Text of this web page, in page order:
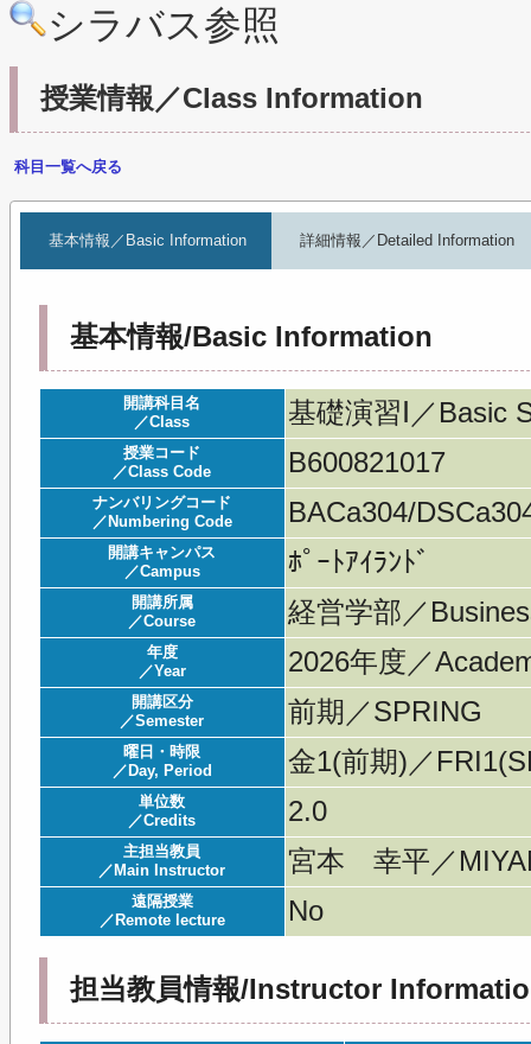
シラバス参照
授業情報／Class Information
科目一覧へ戻る
基本情報／Basic Information 詳細情報／Detailed Information
基本情報/Basic Information
開講科目名
／Class
基礎演習Ⅰ／Basic
授業コード
／Class Code
B600821017
ナンバリングコード
／Numbering Code
BACa304/
開講キャンパス
／Campus
ﾎﾟｰﾄｱｲﾗﾝﾄﾞ
開講所属
／Course
経営学部／
年度
／Year
2026年度／
開講区分
／Semester
前期／SPRING
曜日・時限
／Day, Period
金1(前期)／
単位数
／Credits
2.0
主担当教員
／Main Instructor
宮本 幸平／
遠隔授業
／Remote lecture
No
担当教員情報/Instructor